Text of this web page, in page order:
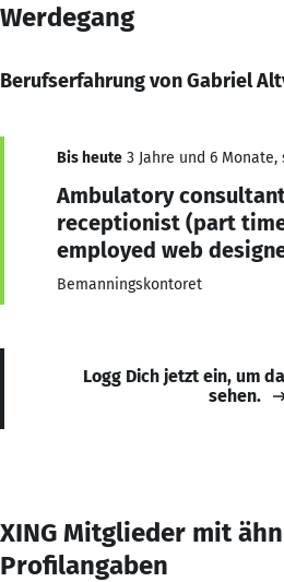
Werdegang
Berufserfahrung von Gabriel
Bis heute 3 Jahre und 6 Monate,
Ambulatory
receptionist (part
employed web
Bemanningskontoret
Logg Dich jetzt ein, um
sehen.
XING Mitglieder mit
Profilangaben